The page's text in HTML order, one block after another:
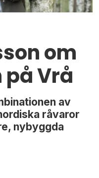
om
Vrå
av
råvaror
nybyggda